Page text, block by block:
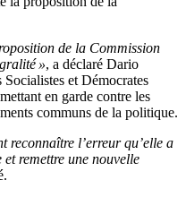
de la Commission
», a déclaré Dario
et Démocrates
en garde contre les
communs de la politique.
reconnaître l’erreur qu’elle a
remettre une nouvelle